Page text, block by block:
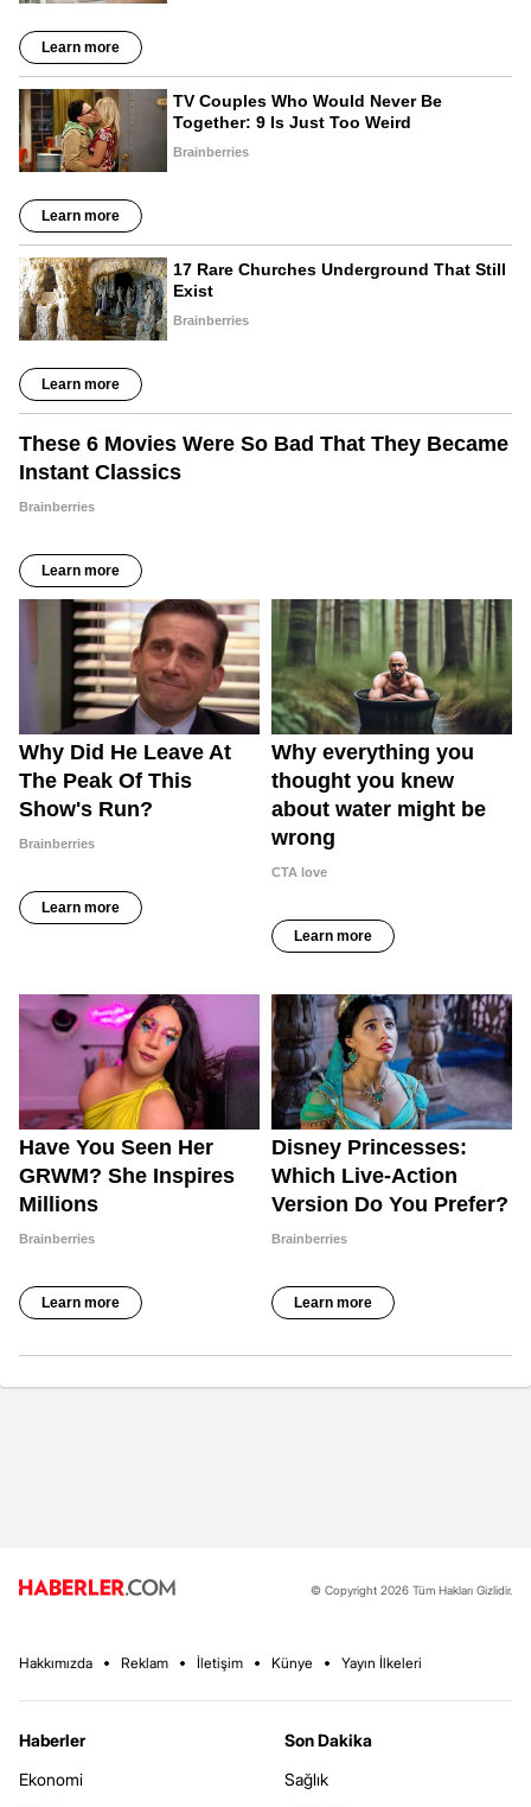
© Copyright 2026 Tüm Hakları Gizlidir.
Hakkımızda Reklam İletişim Künye Yayın İlkeleri
Haberler
Ekonomi
Son Dakika
Sağlık